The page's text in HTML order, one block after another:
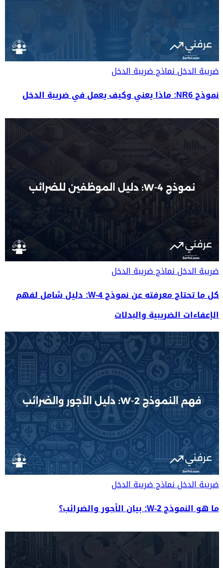
ضريبة الدخلنماذج ضريبة الدخل
نموذج NR6: ماذا يعني وكيف يعمل في ضريبة الدخل
ضريبة الدخلنماذج ضريبة الدخل
كل ما تحتاج معرفته عن نموذج W-4: دليل شامل لفهم
الإعفاءات الضريبية والبدلات
ضريبة الدخلنماذج ضريبة الدخل
ما هو النموذج W-2: بيان الأجور والضرائب؟